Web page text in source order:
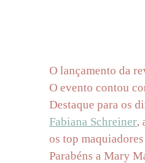
O lançamento da
O evento contou
Destaque para os
Fabiana Schreiner,
os top
Parabéns a Mary